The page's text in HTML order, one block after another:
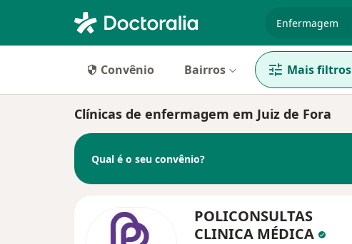
Convênio Bairros Mais filtros
Clínicas de enfermagem em Juiz de Fora
Qual é o seu convênio?
POLICONSULTAS
CLINICA MÉDICA